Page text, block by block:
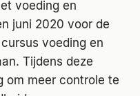
voeding en
juni 2020 voor de
voeding en
Tijdens deze
om meer controle te